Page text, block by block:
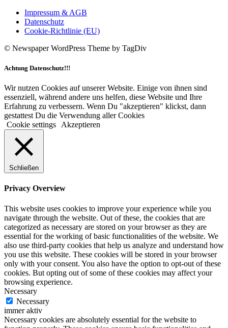
Impressum & AGB
Datenschutz
Cookie-Richtlinie (EU)
© Newspaper WordPress Theme by TagDiv
Achtung Datenschutz!!!
Wir nutzen Cookies auf unserer Website. Einige von ihnen sind
essenziell, während andere uns helfen, diese Website und Ihre
Erfahrung zu verbessern. Wenn Du "akzeptieren" klickst, dann
gestattest Du die Verwendung aller Cookies
Cookie settings
Akzeptieren
Schließen
Privacy Overview
This website uses cookies to improve your experience while you
navigate through the website. Out of these, the cookies that are
categorized as necessary are stored on your browser as they are
essential for the working of basic functionalities of the website. We
also use third-party cookies that help us analyze and understand how
you use this website. These cookies will be stored in your browser
only with your consent. You also have the option to opt-out of these
cookies. But opting out of some of these cookies may affect your
browsing experience.
Necessary
Necessary
immer aktiv
Necessary cookies are absolutely essential for the website to